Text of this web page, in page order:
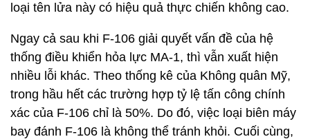
loại tên lửa này có hiệu quả thực chiến không cao.
Ngay cả sau khi F-106 giải quyết vấn đề của hệ
thống điều khiển hỏa lực MA-1, thì vẫn xuất hiện
nhiều lỗi khác. Theo thống kê của Không quân Mỹ,
trong hầu hết các trường hợp tỷ lệ tấn công chính
xác của F-106 chỉ là 50%. Do đó, việc loại biên máy
bay đánh F-106 là không thể tránh khỏi. Cuối cùng,